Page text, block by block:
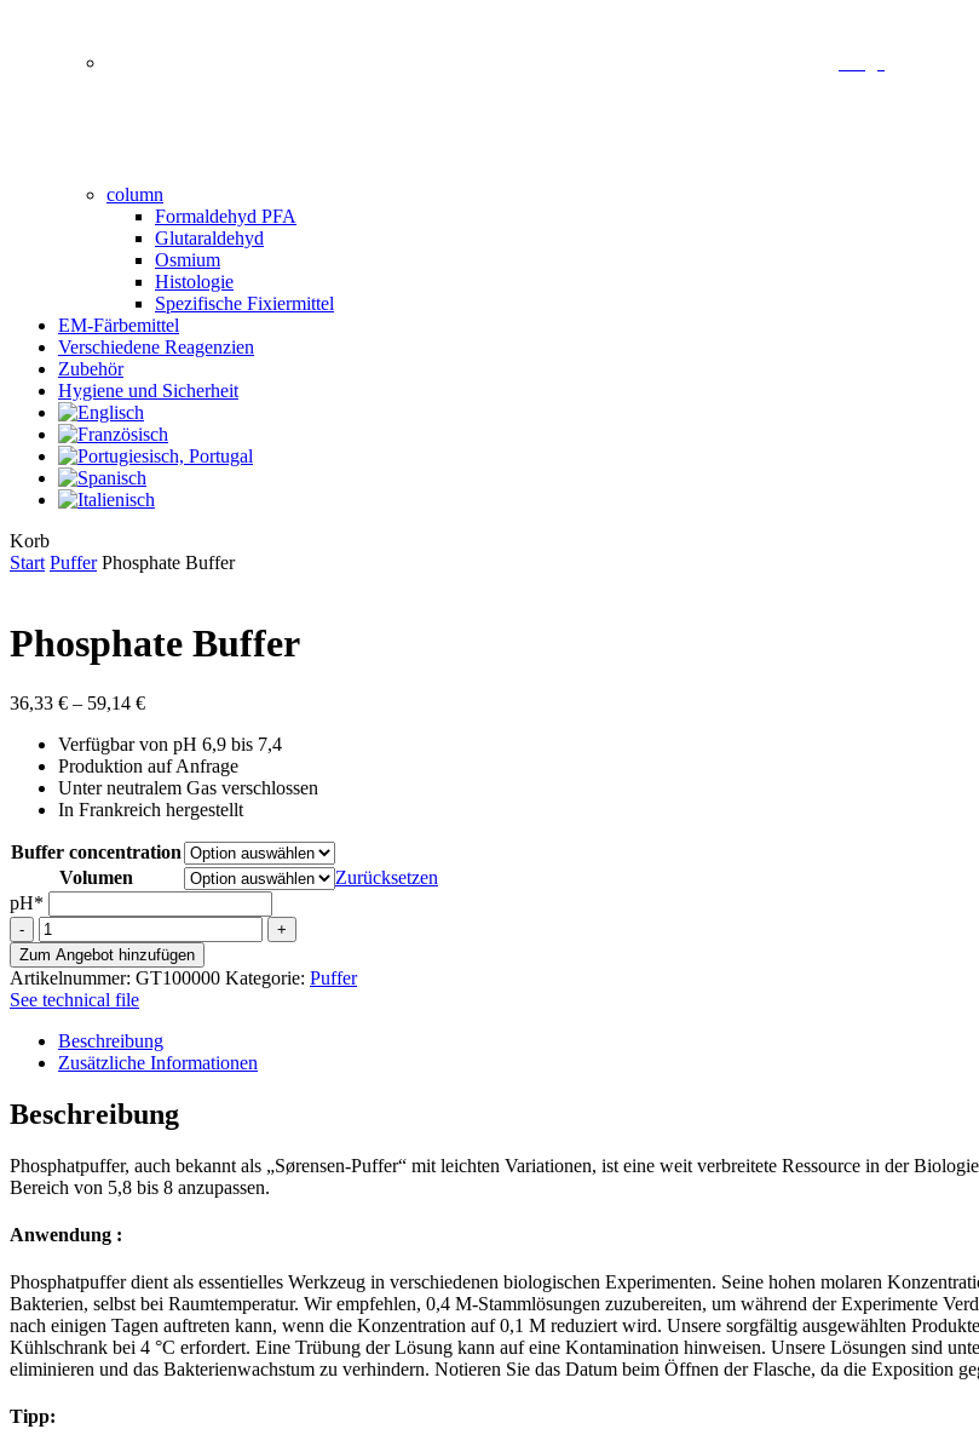
column
Formaldehyd PFA
Glutaraldehyd
Osmium
Histologie
Spezifische Fixiermittel
EM-Färbemittel
Verschiedene Reagenzien
Zubehör
Hygiene und Sicherheit
KorbClose
Cart
Start Puffer Phosphate Buffer
Phosphate Buffer
36,33 € – 59,14 €Preisspanne:
bis
59,14 €
Verfügbar von pH 6,9 bis 7,4
Produktion auf Anfrage
Unter neutralem Gas verschlossen
In Frankreich hergestellt
Buffer concentration
Volumen
Zurücksetzen
pH*
Phosphate
Buffer
Menge
Zum Angebot hinzufügen
Artikelnummer: GT100000 Kategorie: Puffer
See technical file
Beschreibung
Zusätzliche Informationen
Beschreibung
Phosphatpuffer, auch bekannt als „Sørensen-Puffer“ mit leichten Variationen, ist eine weit verbreitete Ressource in der
Bereich von 5,8 bis 8 anzupassen.
Anwendung :
Phosphatpuffer dient als essentielles Werkzeug in verschiedenen biologischen Experimenten. Seine hohen molaren
Bakterien, selbst bei Raumtemperatur. Wir empfehlen, 0,4 M-Stammlösungen zuzubereiten, um während der Experimente
nach einigen Tagen auftreten kann, wenn die Konzentration auf 0,1 M reduziert wird. Unsere sorgfältig ausgewählten
Kühlschrank bei 4 °C erfordert. Eine Trübung der Lösung kann auf eine Kontamination hinweisen. Unsere Lösungen sind
eliminieren und das Bakterienwachstum zu verhindern. Notieren Sie das Datum beim Öffnen der Flasche, da die Exposition
Tipp: